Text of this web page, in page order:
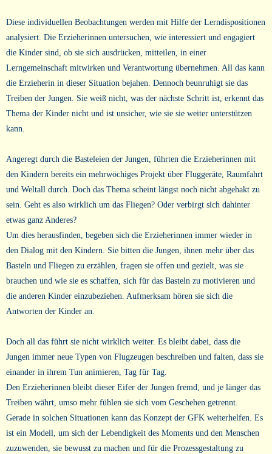
Diese individuellen Beobachtungen werden mit Hilfe der Lerndispositionen
analysiert. Die Erzieherinnen untersuchen, wie interessiert und engagiert
die Kinder sind, ob sie sich ausdrücken, mitteilen, in einer
Lerngemeinschaft mitwirken und Verantwortung übernehmen. All das kann
die Erzieherin in dieser Situation bejahen. Dennoch beunruhigt sie das
Treiben der Jungen. Sie weiß nicht, was der nächste Schritt ist, erkennt das
Thema der Kinder nicht und ist unsicher, wie sie sie weiter unterstützen
kann.
Angeregt durch die Basteleien der Jungen, führten die Erzieherinnen mit
den Kindern bereits ein mehrwöchiges Projekt über Fluggeräte, Raumfahrt
und Weltall durch. Doch das Thema scheint längst noch nicht abgehakt zu
sein. Geht es also wirklich um das Fliegen? Oder verbirgt sich dahinter
etwas ganz Anderes?
Um dies herausfinden, begeben sich die Erzieherinnen immer wieder in
den Dialog mit den Kindern. Sie bitten die Jungen, ihnen mehr über das
Basteln und Fliegen zu erzählen, fragen sie offen und gezielt, was sie
brauchen und wie sie es schaffen, sich für das Basteln zu motivieren und
die anderen Kinder einzubeziehen. Aufmerksam hören sie sich die
Antworten der Kinder an.
Doch all das führt sie nicht wirklich weiter. Es bleibt dabei, dass die
Jungen immer neue Typen von Flugzeugen beschreiben und falten, dass sie
einander in ihrem Tun animieren, Tag für Tag.
Den Erzieherinnen bleibt dieser Eifer der Jungen fremd, und je länger das
Treiben währt, umso mehr fühlen sie sich vom Geschehen getrennt.
Gerade in solchen Situationen kann das Konzept der GFK weiterhelfen. Es
ist ein Modell, um sich der Lebendigkeit des Moments und den Menschen
zuzuwenden, sie bewusst zu machen und für die Prozessgestaltung zu